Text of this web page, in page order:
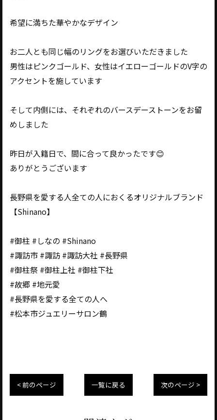
希望に満ちた華やかなデザイン
お二人とも同じ幅のリングをお選びいただきました
男性はピンクゴールド、女性はイエローゴールドのV字の
アクセントを施しています
そして内側には、それぞれのバースデーストーンをお留
めしました
昨日が入籍日で、間に合って良かったです😊
ありがとうございます
長野県を愛する人全ての人におくるオリジナルブランド
【Shinano】
#御柱 #しなの #Shinano
#諏訪市 #諏訪 #諏訪大社 #長野県
#御柱祭 #御柱上社 #御柱下社
#故郷 #地元愛
#長野県を愛する全ての人へ
#松本市ジュエリーサロン鶴
< 前のページ 一覧に戻る 次のページ >